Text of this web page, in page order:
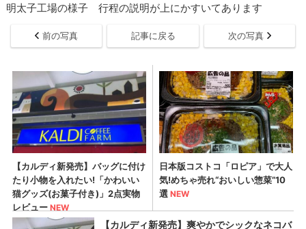
明太子工場の様子 行程の説明が上にかすいてあります
前の写真 記事に戻る 次の写真